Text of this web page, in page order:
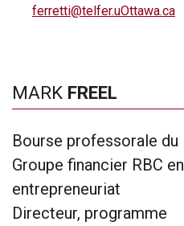
ferretti@telfer.uOttawa.ca
MARK FREEL
Bourse professorale du
Groupe financier RBC en
entrepreneuriat
Directeur, programme